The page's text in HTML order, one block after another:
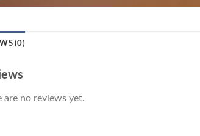
(0)
are no reviews yet.